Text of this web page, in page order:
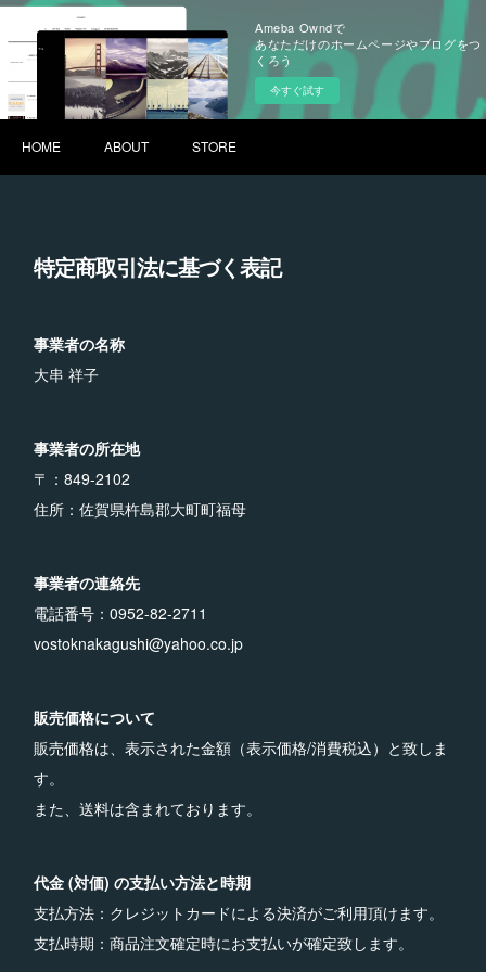
Ameba Owndで
あなただけのホームページやブログをつ
くろう
今すぐ試す
HOME ABOUT STORE
特定商取引法に基づく表記
事業者の名称
大串 祥子
事業者の所在地
〒：849-2102
住所：佐賀県杵島郡大町町福母
事業者の連絡先
電話番号：0952-82-2711
vostoknakagushi@yahoo.co.jp
販売価格について
販売価格は、表示された金額（表示価格/消費税込）と致しま
す。
また、送料は含まれております。
代金 (対価) の支払い方法と時期
支払方法：クレジットカードによる決済がご利用頂けます。
支払時期：商品注文確定時にお支払いが確定致します。